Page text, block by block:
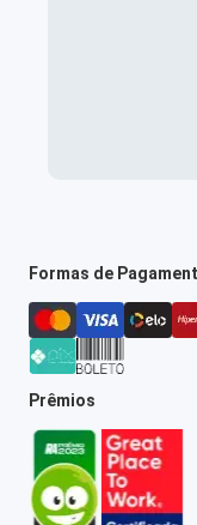
Formas de
Prêmios